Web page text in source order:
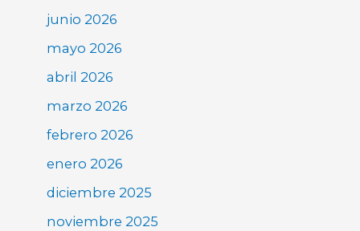
junio 2026
mayo 2026
abril 2026
marzo 2026
febrero 2026
enero 2026
diciembre 2025
noviembre 2025